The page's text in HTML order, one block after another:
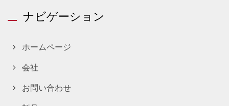
ナビゲーション
ホームページ
会社
お問い合わせ